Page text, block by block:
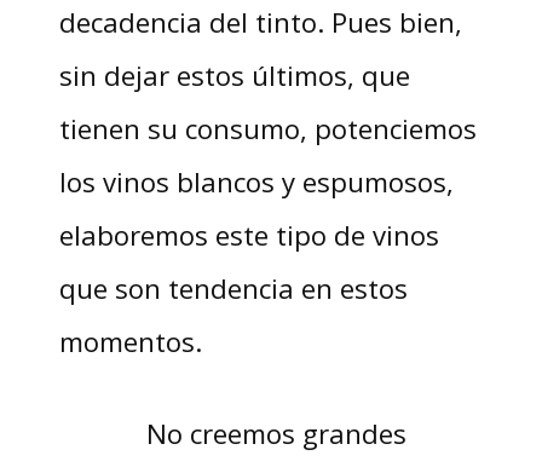
decadencia del tinto. Pues bien,
sin dejar estos últimos, que
tienen su consumo, potenciemos
los vinos blancos y espumosos,
elaboremos este tipo de vinos
que son tendencia en estos
momentos.
No creemos grandes